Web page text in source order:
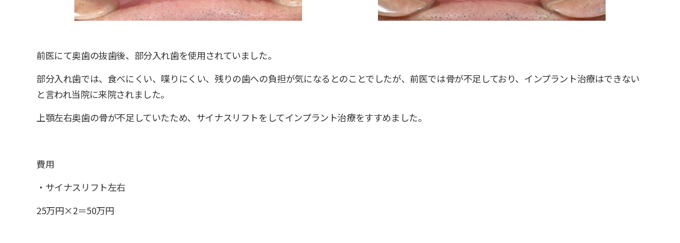
前医にて奥歯の抜歯後、部分入れ歯を使用されていました。
部分入れ歯では、食べにくい、喋りにくい、残りの歯への負担が気になるとのことでしたが、前医では骨が不足しており、インプラント治療はできない
と言われ当院に来院されました。
上顎左右奥歯の骨が不足していたため、サイナスリフトをしてインプラント治療をすすめました。
費用
・サイナスリフト左右
25万円×2＝50万円